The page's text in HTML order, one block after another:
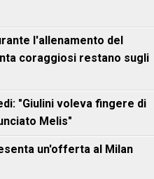
l'allenamento del
coraggiosi restano sugli
"Giulini voleva fingere di
Melis"
un'offerta al Milan